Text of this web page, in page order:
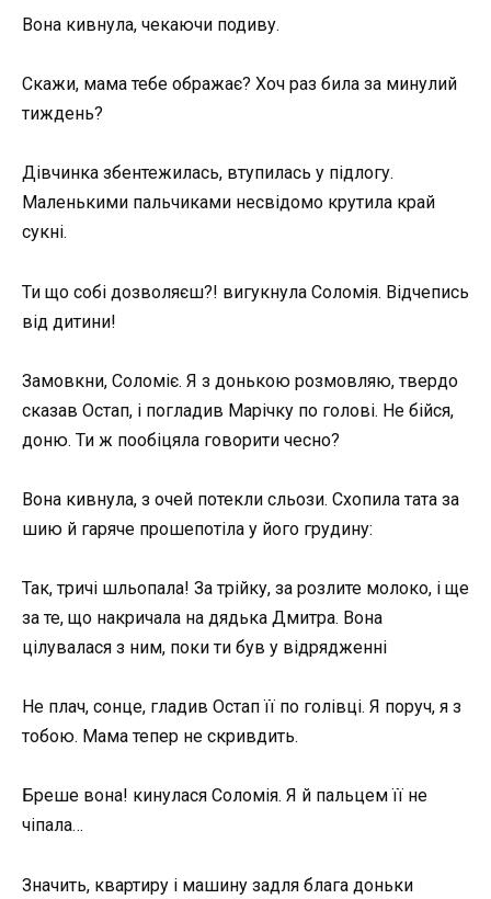
Вона кивнула, чекаючи подиву.
Скажи, мама тебе ображає? Хоч раз била за минулий
тиждень?
Дівчинка збентежилась, втупилась у підлогу.
Маленькими пальчиками несвідомо крутила край
сукні.
Ти що собі дозволяєш?! вигукнула Соломія. Відчепись
від дитини!
Замовкни, Соломіє. Я з донькою розмовляю, твердо
сказав Остап, і погладив Марічку по голові. Не бійся,
доню. Ти ж пообіцяла говорити чесно?
Вона кивнула, з очей потекли сльози. Схопила тата за
шию й гаряче прошепотіла у його грудину:
Так, тричі шльопала! За трійку, за розлите молоко, і ще
за те, що накричала на дядька Дмитра. Вона
цілувалася з ним, поки ти був у відрядженні
Не плач, сонце, гладив Остап її по голівці. Я поруч, я з
тобою. Мама тепер не скривдить.
Бреше вона! кинулася Соломія. Я й пальцем її не
чіпала…
Значить, квартиру і машину задля блага доньки